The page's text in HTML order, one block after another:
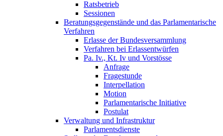
Ratsbetrieb
Sessionen
Beratungsgegenstände und das Parlamentarische
Verfahren
Erlasse der Bundesversammlung
Verfahren bei Erlassentwürfen
Pa. Iv., Kt. Iv und Vorstösse
Anfrage
Fragestunde
Interpellation
Motion
Parlamentarische Initiative
Postulat
Verwaltung und Infrastruktur
Parlamentsdienste